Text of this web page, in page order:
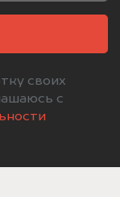
своих
с